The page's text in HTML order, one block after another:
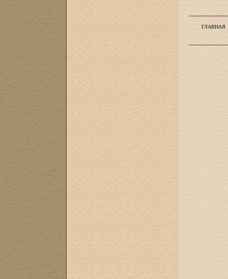
ГЛАВНАЯ